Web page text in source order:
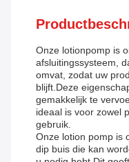
Onze lotionpomp is
afsluitingssysteem,
omvat, zodat uw
blijft.Deze
gemakkelijk te
ideaal is voor zowel
gebruik.
Onze lotion pomp is
dip buis die kan